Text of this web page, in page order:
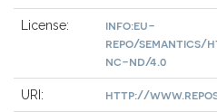
License:
info:eu-
repo/semantics/
nc-nd/4.0
URI: http://